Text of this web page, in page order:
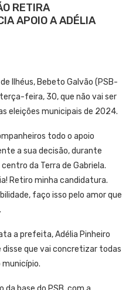
RETIRA
APOIO A ADÉLIA
Ilhéus, Bebeto Galvão (PSB-
feira, 30, que não vai ser
eleições municipais de 2024.
todo o apoio
a sua decisão, durante
da Terra de Gabriela.
Retiro minha candidatura.
faço isso pelo amor que
a prefeita, Adélia Pinheiro
disse que vai concretizar todas